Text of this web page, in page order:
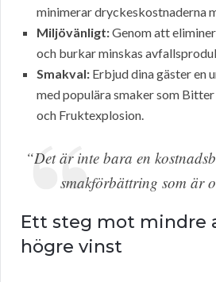
minimerar dryckeskostnaderna
Miljövänligt:Genom att
och burkar minskas
Smakval: Erbjud dina gäster en
med populära smaker som
och Fruktexplosion.
“Det är inte bara en
smakförbättring som är
Ett steg mot mindre
högre vinst